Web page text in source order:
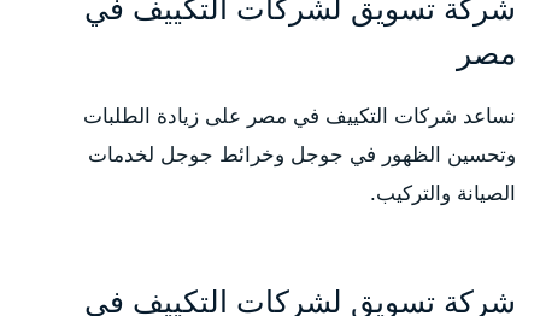
شركة تسويق لشركات التكييف في
مصر
نساعد شركات التكييف في مصر على زيادة الطلبات
وتحسين الظهور في جوجل وخرائط جوجل لخدمات
الصيانة والتركيب.
شركة تسويق لشركات التكييف في